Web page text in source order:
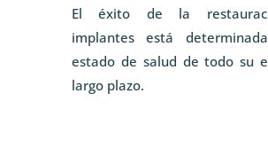
El éxito de la
implantes está
estado de salud de todo su
largo plazo.